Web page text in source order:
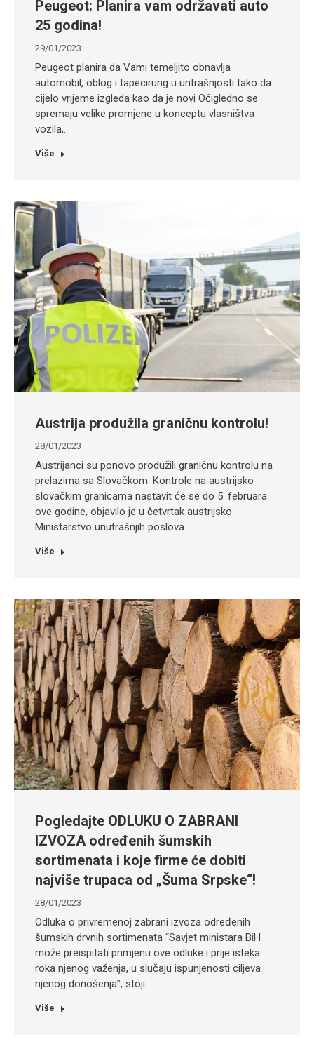
Peugeot: Planira vam održavati auto
25 godina!
29/01/2023
Peugeot planira da Vami temeljito obnavlja
automobil, oblog i tapecirung u untrašnjosti tako da
cijelo vrijeme izgleda kao da je novi Očigledno se
spremaju velike promjene u konceptu vlasništva
vozila,…
Više
Austrija produžila graničnu kontrolu!
28/01/2023
Austrijanci su ponovo produžili graničnu kontrolu na
prelazima sa Slovačkom. Kontrole na austrijsko-
slovačkim granicama nastavit će se do 5. februara
ove godine, objavilo je u četvrtak austrijsko
Ministarstvo unutrašnjih poslova.…
Više
Pogledajte ODLUKU O ZABRANI
IZVOZA određenih šumskih
sortimenata i koje firme će dobiti
najviše trupaca od „Šuma Srpske“!
28/01/2023
Odluka o privremenoj zabrani izvoza određenih
šumskih drvnih sortimenata “Savjet ministara BiH
može preispitati primjenu ove odluke i prije isteka
roka njenog važenja, u slučaju ispunjenosti ciljeva
njenog donošenja”, stoji…
Više